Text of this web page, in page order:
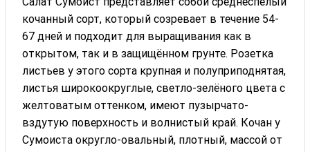
кочанный сорт, который созревает в течение 54-
67 дней и подходит для выращивания как в
открытом, так и в защищённом грунте. Розетка
листьев у этого сорта крупная и полуприподнятая,
листья широкоокруглые, светло-зелёного цвета с
желтоватым оттенком, имеют пузырчато-
вздутую поверхность и волнистый край. Кочан у
Сумоиста округло-овальный, плотный, массой от